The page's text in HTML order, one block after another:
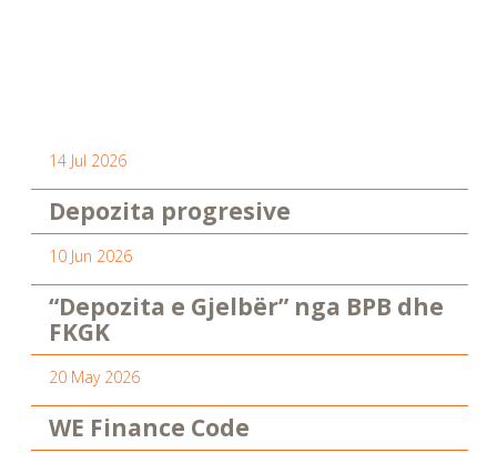
14 Jul 2026
Depozita progresive
10 Jun 2026
“Depozita e Gjelbër” nga BPB dhe
FKGK
20 May 2026
WE Finance Code